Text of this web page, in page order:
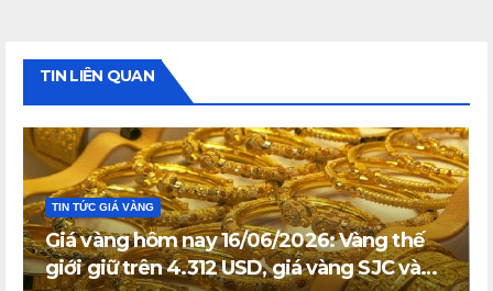
TIN LIÊN QUAN
TIN TỨC GIÁ VÀNG
Giá vàng hôm nay 16/06/2026: Vàng thế
giới giữ trên 4.312 USD, giá vàng SJC và